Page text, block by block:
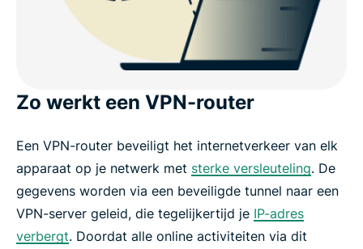
Zo werkt een VPN-router
Een VPN-router beveiligt het internetverkeer van elk
apparaat op je netwerk met sterke versleuteling. De
gegevens worden via een beveiligde tunnel naar een
VPN-server geleid, die tegelijkertijd je IP-adres
verbergt. Doordat alle online activiteiten via dit